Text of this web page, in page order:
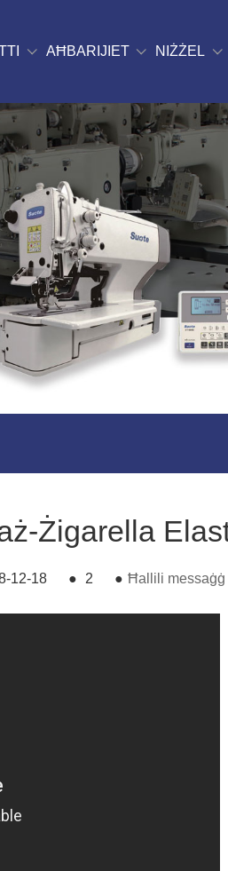
AĦBARIJIET NIŻŻEL
Żigarella
12-18 ● 2 ● Ħallili messaġġ